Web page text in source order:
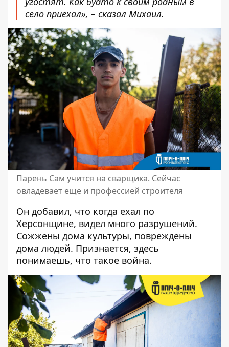
село приехал», – сказал Михаил.
Парень Сам учится на сварщика. Сейчас
овладевает еще и профессией строителя
Он добавил, что когда ехал по
Херсонщине, видел много разрушений.
Сожжены дома культуры, повреждены
дома людей. Признается, здесь
понимаешь, что такое война.